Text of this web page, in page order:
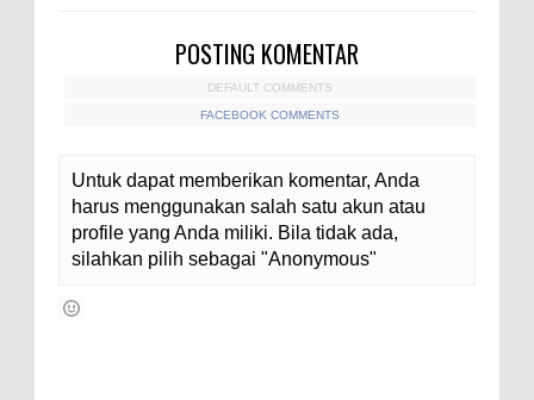
POSTING KOMENTAR
DEFAULT COMMENTS
FACEBOOK COMMENTS
Untuk dapat memberikan komentar, Anda
harus menggunakan salah satu akun atau
profile yang Anda miliki. Bila tidak ada,
silahkan pilih sebagai "Anonymous"